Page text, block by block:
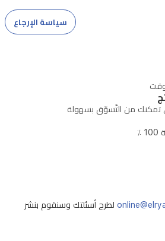
سياسة الإرجاع
تمكنك من التّسوّق بسهولة
لطرح أسئلتك وسنقوم بنشر